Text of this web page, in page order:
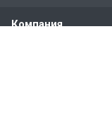
Компания